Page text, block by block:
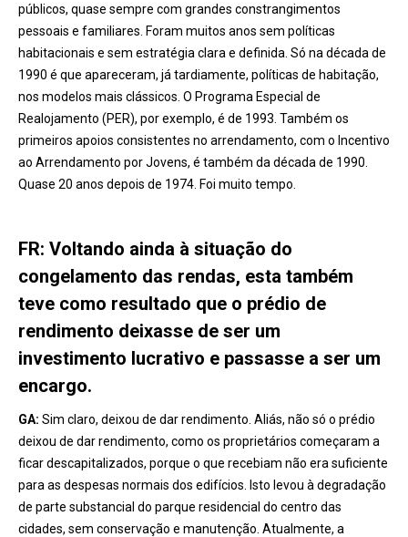
públicos, quase sempre com grandes constrangimentos
pessoais e familiares. Foram muitos anos sem políticas
habitacionais e sem estratégia clara e definida. Só na década de
1990 é que apareceram, já tardiamente, políticas de habitação,
nos modelos mais clássicos. O Programa Especial de
Realojamento (PER), por exemplo, é de 1993. Também os
primeiros apoios consistentes no arrendamento, com o Incentivo
ao Arrendamento por Jovens, é também da década de 1990.
Quase 20 anos depois de 1974. Foi muito tempo.
FR: Voltando ainda à situação do
congelamento das rendas, esta também
teve como resultado que o prédio de
rendimento deixasse de ser um
investimento lucrativo e passasse a ser um
encargo.
GA: Sim claro, deixou de dar rendimento. Aliás, não só o prédio
deixou de dar rendimento, como os proprietários começaram a
ficar descapitalizados, porque o que recebiam não era suficiente
para as despesas normais dos edifícios. Isto levou à degradação
de parte substancial do parque residencial do centro das
cidades, sem conservação e manutenção. Atualmente, a